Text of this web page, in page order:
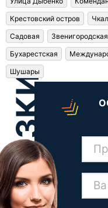
Крестовский остров
Садовая
Звенигородская
Бухарестская
Шушары